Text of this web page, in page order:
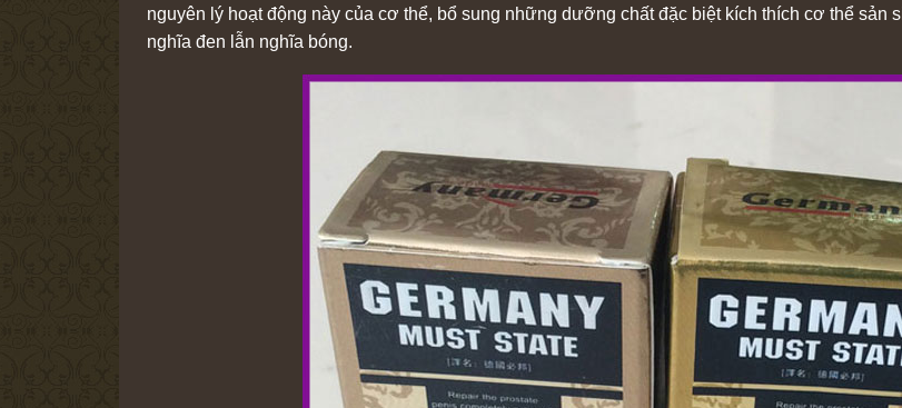
nguyên lý hoạt động này của cơ thể, bổ sung những dưỡng chất đặc biệt kích thích cơ thể sản
nghĩa đen lẫn nghĩa bóng.